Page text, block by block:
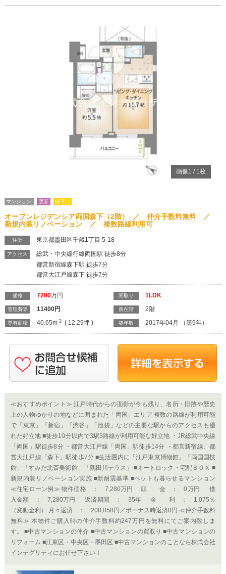
画像1 / 1枚
マンション 更新 値下げ
オープンレジデンシア両国森下（2階） ／ 仲介手数料無料 ／
新規内装リノベーション ／ 複数路線利用可
住所 東京都墨田区千歳1丁目 5-18
アクセス
総武・中央緩行線両国駅 徒歩8分
都営新宿線森下駅 徒歩7分
都営大江戸線森下 徒歩7分
価格 7280万円
管理費等 11400円
専有面積 40.65m2 ( 12.29坪 )
間取り 1LDK
所在階 2階
築年数 2017年04月 （築9年）
≪おすすめポイント≫ 江戸時代からの面影が今も残り、名所・旧跡や歴史
上の人物ゆかりの地などに囲まれた「両国」エリア 複数の路線が利用可能
で「東京」「新宿」「渋谷」「池袋」などの主要な駅からのアクセスも優
れた好立地 ■徒歩10分以内で3駅3路線が利用可能な好立地 ・JR総武中央線
「両国」駅徒歩8分 ・都営大江戸線「両国」駅徒歩14分 ・都営新宿線、都
営大江戸線「森下」駅徒歩7分 ■生活圏内に「江戸東京博物館」「両国国技
館」「すみだ北斎美術館」「隅田川テラス」 ■オートロック・宅配ＢＯＸ ■
新規内装リノベーション実施 ■新耐震基準 ■ペットも暮らせるマンション
≪住宅ローン例≫ 物件価格 ： 7,280万円 頭 金 ： 0万円 借
入金額 ： 7,280万円 返済期間 ： 35年 金 利 ： 1.075％
（変動金利） 月々返済 ： 208,058円／ボーナス時返済0円 ≪仲介手数料
無料≫ 本物件ご購入時の仲介手数料約247万円を無料にてご案内致しま
す。 ■中古マンションの仲介 ■中古マンションの買取り ■中古マンションの
リフォーム ■江東区・中央区・墨田区 ■中古マンションのことなら株式会社
インテグリティにお任せ下さい！